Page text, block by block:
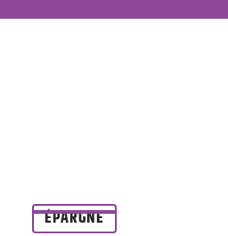
ÉPARGNE